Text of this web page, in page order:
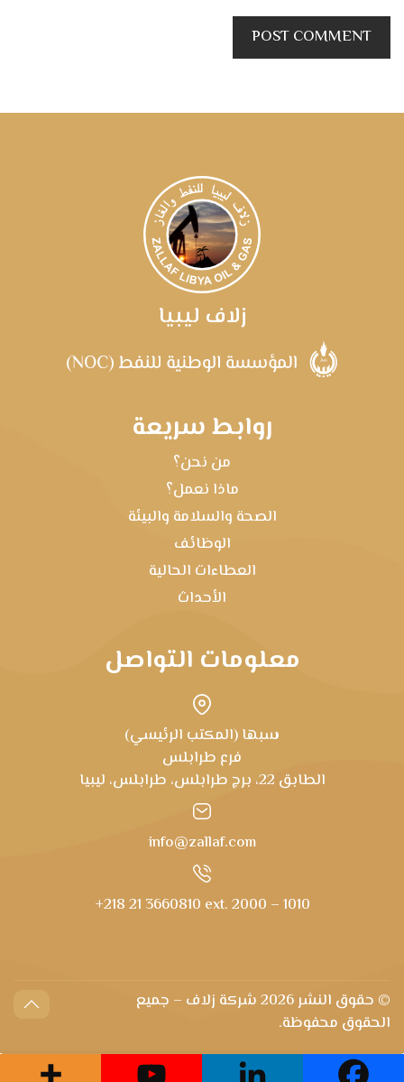
POST COMMENT
زلاف ليبيا
روابط سريعة
من نحن؟
ماذا نعمل؟
الصحة والسلامة والبيئة
الوظائف
العطاءات الحالية
الأحداث
معلومات التواصل
سبها (المكتب الرئيسي)
فرع طرابلس
الطابق 22، برج طرابلس، طرابلس، ليبيا
info@zallaf.com
+218 21 3660810 ext. 2000 – 1010
© حقوق النشر
2026 شركة زلاف – جميع
الحقوق محفوظة.